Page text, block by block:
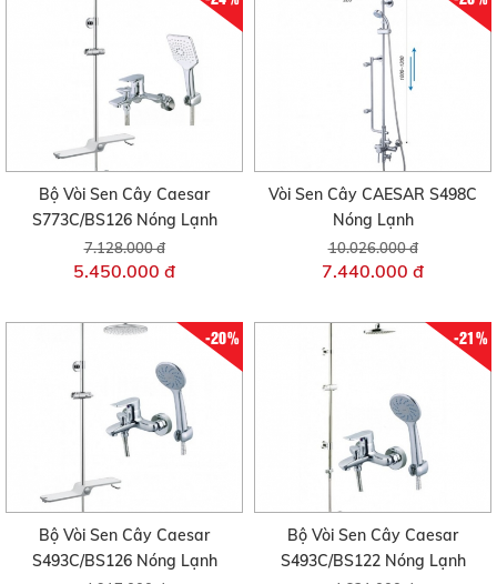
Bộ Vòi Sen Cây Caesar
S773C/BS126 Nóng Lạnh
7.128.000 đ
5.450.000 đ
Vòi Sen Cây CAESAR S498C
Nóng Lạnh
10.026.000 đ
7.440.000 đ
-20%
Bộ Vòi Sen Cây Caesar
S493C/BS126 Nóng Lạnh
-21%
Bộ Vòi Sen Cây Caesar
S493C/BS122 Nóng Lạnh